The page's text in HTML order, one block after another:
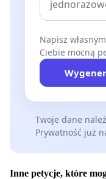
Napisz
Ciebie mocną
Twoje dane
Prywatność już
Inne petycje, które